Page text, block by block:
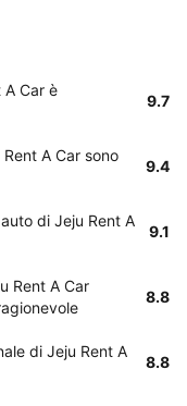
A Car è
9.7
A Car sono
9.4
di Jeju Rent A
9.1
Rent A Car
8.8
di Jeju Rent A
8.8